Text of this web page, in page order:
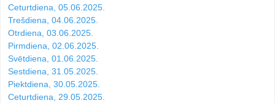
Ceturtdiena, 05.06.2025.
Trešdiena, 04.06.2025.
Otrdiena, 03.06.2025.
Pirmdiena, 02.06.2025.
Svētdiena, 01.06.2025.
Sestdiena, 31.05.2025.
Piektdiena, 30.05.2025.
Ceturtdiena, 29.05.2025.